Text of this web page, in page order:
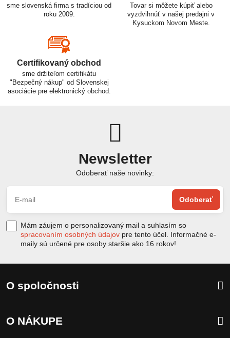
sme slovenská firma s tradíciou od
roku 2009.
Tovar si môžete kúpiť alebo
vyzdvihnúť v našej predajni v
Kysuckom Novom Meste.
Certifikovaný obchod
sme držiteľom certifikátu
"Bezpečný nákup" od Slovenskej
asociácie pre elektronický obchod.
Newsletter
Odoberať naše novinky:
Odoberať
Mám záujem o personalizovaný mail a suhlasím so
spracovaním osobných údajov pre tento účel. Informačné e-
maily sú určené pre osoby staršie ako 16 rokov!
O spoločnosti
O NÁKUPE